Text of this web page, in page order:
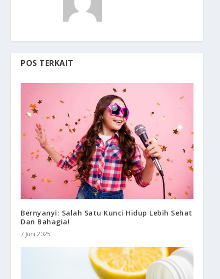
POS TERKAIT
Bernyanyi: Salah Satu Kunci Hidup Lebih Sehat
Dan Bahagia!
7 Juni 2025